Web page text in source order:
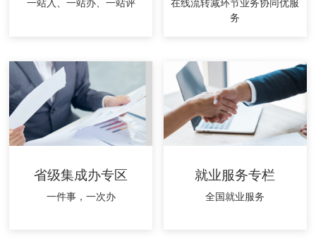
务
省级集成办专区
一件事，一次办
就业服务专栏
全国就业服务